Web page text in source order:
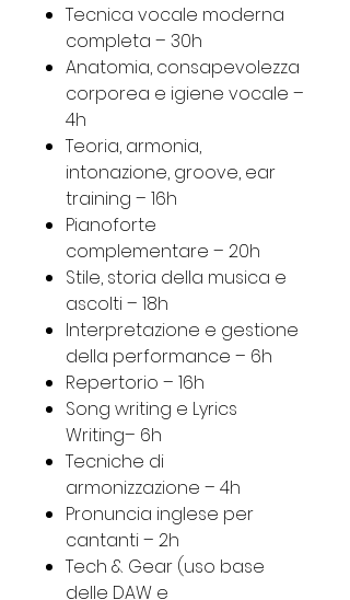
Tecnica vocale moderna
completa – 30h
Anatomia, consapevolezza
corporea e igiene vocale –
4h
Teoria, armonia,
intonazione, groove, ear
training – 16h
Pianoforte
complementare – 20h
Stile, storia della musica e
ascolti – 18h
Interpretazione e gestione
della performance – 6h
Repertorio – 16h
Song writing e Lyrics
Writing– 6h
Tecniche di
armonizzazione – 4h
Pronuncia inglese per
cantanti – 2h
Tech & Gear (uso base
delle DAW e